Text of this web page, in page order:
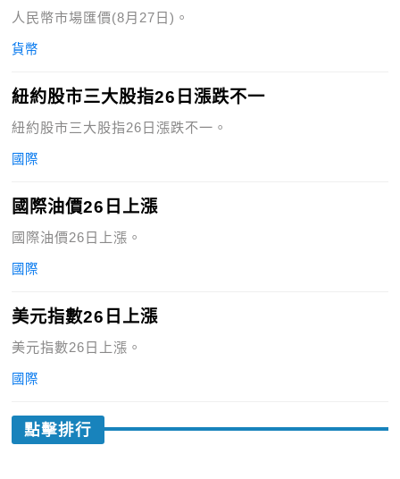
人民幣市場匯價(8月27日)。
貨幣
紐約股市三大股指26日漲跌不一
紐約股市三大股指26日漲跌不一。
國際
國際油價26日上漲
國際油價26日上漲。
國際
美元指數26日上漲
美元指數26日上漲。
國際
點擊排行